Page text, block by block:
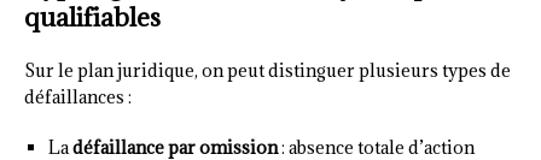
qualifiables
Sur le plan juridique, on peut distinguer plusieurs types de
défaillances :
Ladéfaillance par omission: absence totale d’action